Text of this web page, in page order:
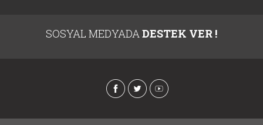
SOSYAL MEDYADADESTEK VER !